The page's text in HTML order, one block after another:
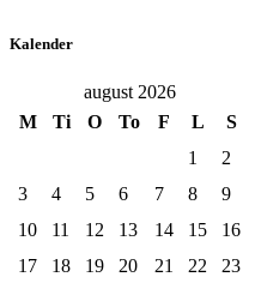
Kalender
august 2026
M
Ti O To F L
S
1
2
3
4 5 6 7 8
9
10
11 12 13 14 15
16
17
18 19 20 21 22
23